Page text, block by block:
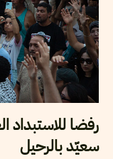
رفضا
سعيّد بالرحيل